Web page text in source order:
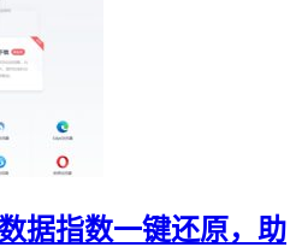
据指数一键还原，助